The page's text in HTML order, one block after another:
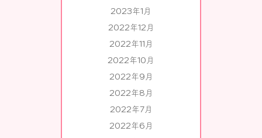
2023年1月
2022年12月
2022年11月
2022年10月
2022年9月
2022年8月
2022年7月
2022年6月